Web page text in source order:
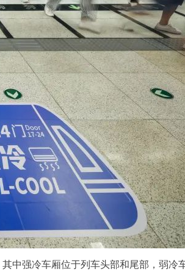
强冷车厢位于列车头部和尾部，弱冷